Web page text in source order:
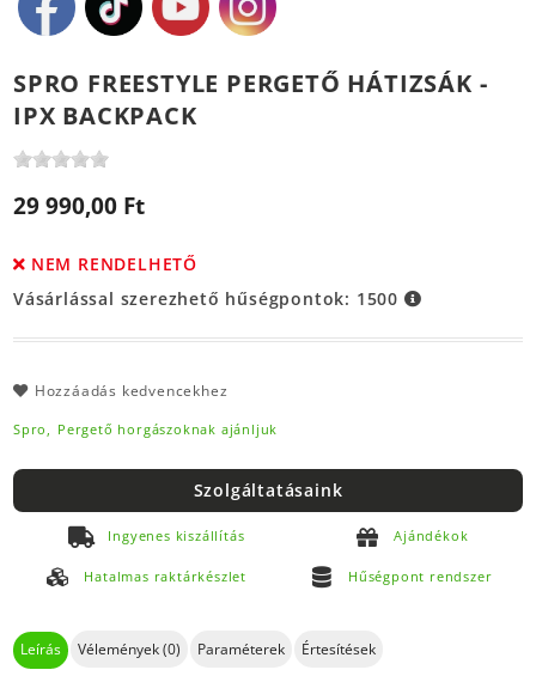
SPRO FREESTYLE PERGETŐ HÁTIZSÁK -
IPX BACKPACK
29 990,00 Ft
NEM RENDELHETŐ
Vásárlással szerezhető hűségpontok: 1500
Hozzáadás kedvencekhez
Spro, Pergető horgászoknak ajánljuk
Szolgáltatásaink
Ingyenes kiszállítás Ajándékok
Hatalmas raktárkészlet Hűségpont rendszer
Leírás Vélemények (0) Paraméterek Értesítések